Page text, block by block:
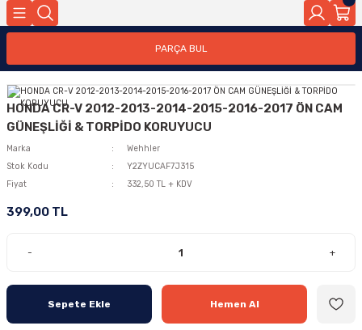
PARÇA BUL
HONDA CR-V 2012-2013-2014-2015-2016-2017 ÖN CAM
GÜNEŞLİĞİ & TORPİDO KORUYUCU
Marka
Wehhler
Stok Kodu
Y2ZYUCAF7J315
Fiyat
332,50 TL + KDV
399,00 TL
- +
Sepete Ekle Hemen Al